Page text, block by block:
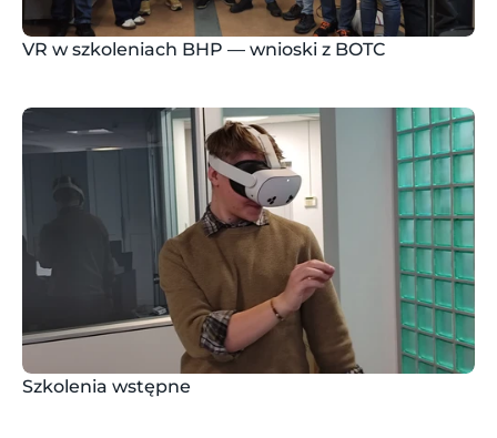
VR w szkoleniach BHP — wnioski z BOTC
Szkolenia wstępne